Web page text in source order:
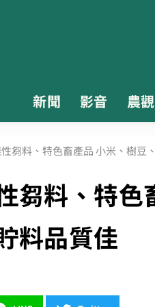
新聞 影音 農
芻料、特色畜產品 小米、樹
芻料、特
料品質佳